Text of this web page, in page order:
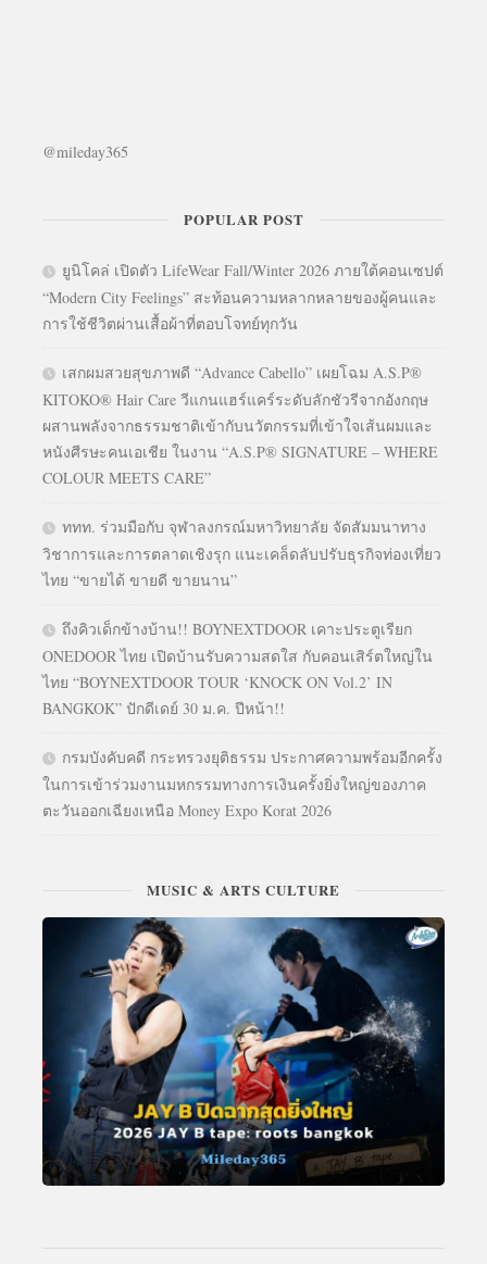
@mileday365
POPULAR POST
ยูนิโคล่ เปิดตัว LifeWear Fall/Winter 2026 ภายใต้คอนเซปต์
“Modern City Feelings” สะท้อนความหลากหลายของผู้คนและ
การใช้ชีวิตผ่านเสื้อผ้าที่ตอบโจทย์ทุกวัน
เสกผมสวยสุขภาพดี “Advance Cabello” เผยโฉม A.S.P®
KITOKO® Hair Care วีแกนแฮร์แคร์ระดับลักชัวรีจากอังกฤษ
ผสานพลังจากธรรมชาติเข้ากับนวัตกรรมที่เข้าใจเส้นผมและ
หนังศีรษะคนเอเชีย ในงาน “A.S.P® SIGNATURE – WHERE
COLOUR MEETS CARE”
ททท. ร่วมมือกับ จุฬาลงกรณ์มหาวิทยาลัย จัดสัมมนาทาง
วิชาการและการตลาดเชิงรุก แนะเคล็ดลับปรับธุรกิจท่องเที่ยว
ไทย “ขายได้ ขายดี ขายนาน”
ถึงคิวเด็กข้างบ้าน!! BOYNEXTDOOR เคาะประตูเรียก
ONEDOOR ไทย เปิดบ้านรับความสดใส กับคอนเสิร์ตใหญ่ใน
ไทย “BOYNEXTDOOR TOUR ‘KNOCK ON Vol.2’ IN
BANGKOK” ปักดีเดย์ 30 ม.ค. ปีหน้า!!
กรมบังคับคดี กระทรวงยุติธรรม ประกาศความพร้อมอีกครั้ง
ในการเข้าร่วมงานมหกรรมทางการเงินครั้งยิ่งใหญ่ของภาค
ตะวันออกเฉียงเหนือ Money Expo Korat 2026
MUSIC & ARTS CULTURE